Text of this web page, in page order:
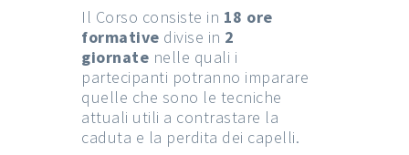
Il Corso consiste in 18 ore
formative divise in 2
giornate nelle quali i
partecipanti potranno imparare
quelle che sono le tecniche
attuali utili a contrastare la
caduta e la perdita dei capelli.